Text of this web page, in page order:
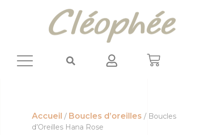
Accueil / Boucles d’oreilles / Boucles
d’Oreilles Hana Rose